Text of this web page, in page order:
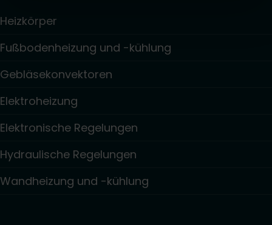
Heizkörper
Fußbodenheizung und -kühlung
Gebläsekonvektoren
Elektroheizung
Elektronische Regelungen
Hydraulische Regelungen
Wandheizung und -kühlung